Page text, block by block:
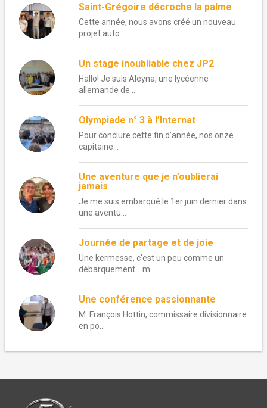
Saint-Grégoire décroche la palme
Cette année, nous avons créé un nouveau
projet auto...
Un stage inoubliable chez JP2
Hallo! Je suis Aleyna, une lycéenne
allemande de...
Olympiade n° 3 à l’Internat
Pour conclure cette fin d’année, nos onze
capitaine...
Une aventure que je n’oublierai
jamais
Je me suis embarqué le 1er juin dernier dans
une aventu...
Journée de partage et de joie
Une kermesse, c’est un peu comme un
débarquement… m...
Une conférence passionnante
M. François Hottin, commissaire divisionnaire
en po...